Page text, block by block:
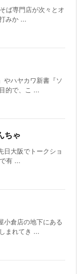
ば専門店が次々とオ
みか ...
やハヤカワ新書『ソ
的で、こ ...
ちゃ
日大阪でトークショ
有 ...
小倉店の地下にある
まれてき ...